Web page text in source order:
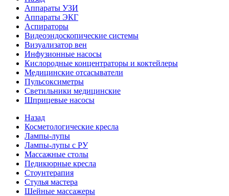
Аппараты УЗИ
Аппараты ЭКГ
Аспираторы
Видеоэндоскопические системы
Визуализатор вен
Инфузионные насосы
Кислородные концентраторы и коктейлеры
Медицинские отсасыватели
Пульсоксиметры
Светильники медицинские
Шприцевые насосы
Назад
Косметологические кресла
Лампы-лупы
Лампы-лупы с РУ
Массажные столы
Педикюрные кресла
Стоунтерапия
Стулья мастера
Шейные массажеры